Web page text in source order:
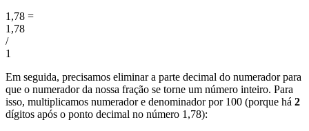
1,78 =
1,78
/
1
Em seguida, precisamos eliminar a parte decimal do numerador para
que o numerador da nossa fração se torne um número inteiro. Para
isso, multiplicamos numerador e denominador por 100 (porque há 2
dígitos após o ponto decimal no número 1,78):